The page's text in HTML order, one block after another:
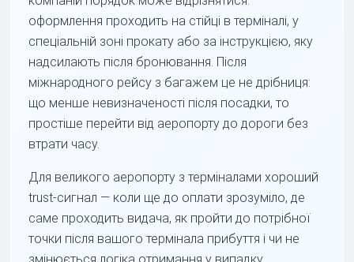
оформлення проходить на стійці в терміналі, у
спеціальній зоні прокату або за інструкцією, яку
надсилають після бронювання. Після
міжнародного рейсу з багажем це не дрібниця:
що менше невизначеності після посадки, то
простіше перейти від аеропорту до дороги без
втрати часу.
Для великого аеропорту з терміналами хороший
trust-сигнал — коли ще до оплати зрозуміло, де
саме проходить видача, як пройти до потрібної
точки після вашого термінала прибуття і чи не